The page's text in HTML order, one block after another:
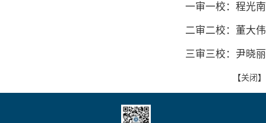
一审一校：程光南
二审二校：董大伟
三审三校：尹晓丽
【关闭】